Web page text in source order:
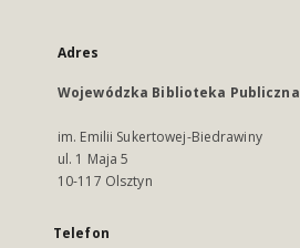
Adres
Wojewódzka Biblioteka Publiczna
im. Emilii Sukertowej-Biedrawiny
ul. 1 Maja 5
10-117 Olsztyn
Telefon